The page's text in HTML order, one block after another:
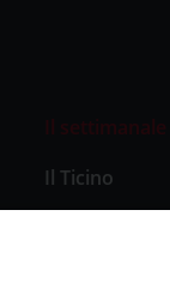
Il settimanale
Il Ticino
Abbonamenti